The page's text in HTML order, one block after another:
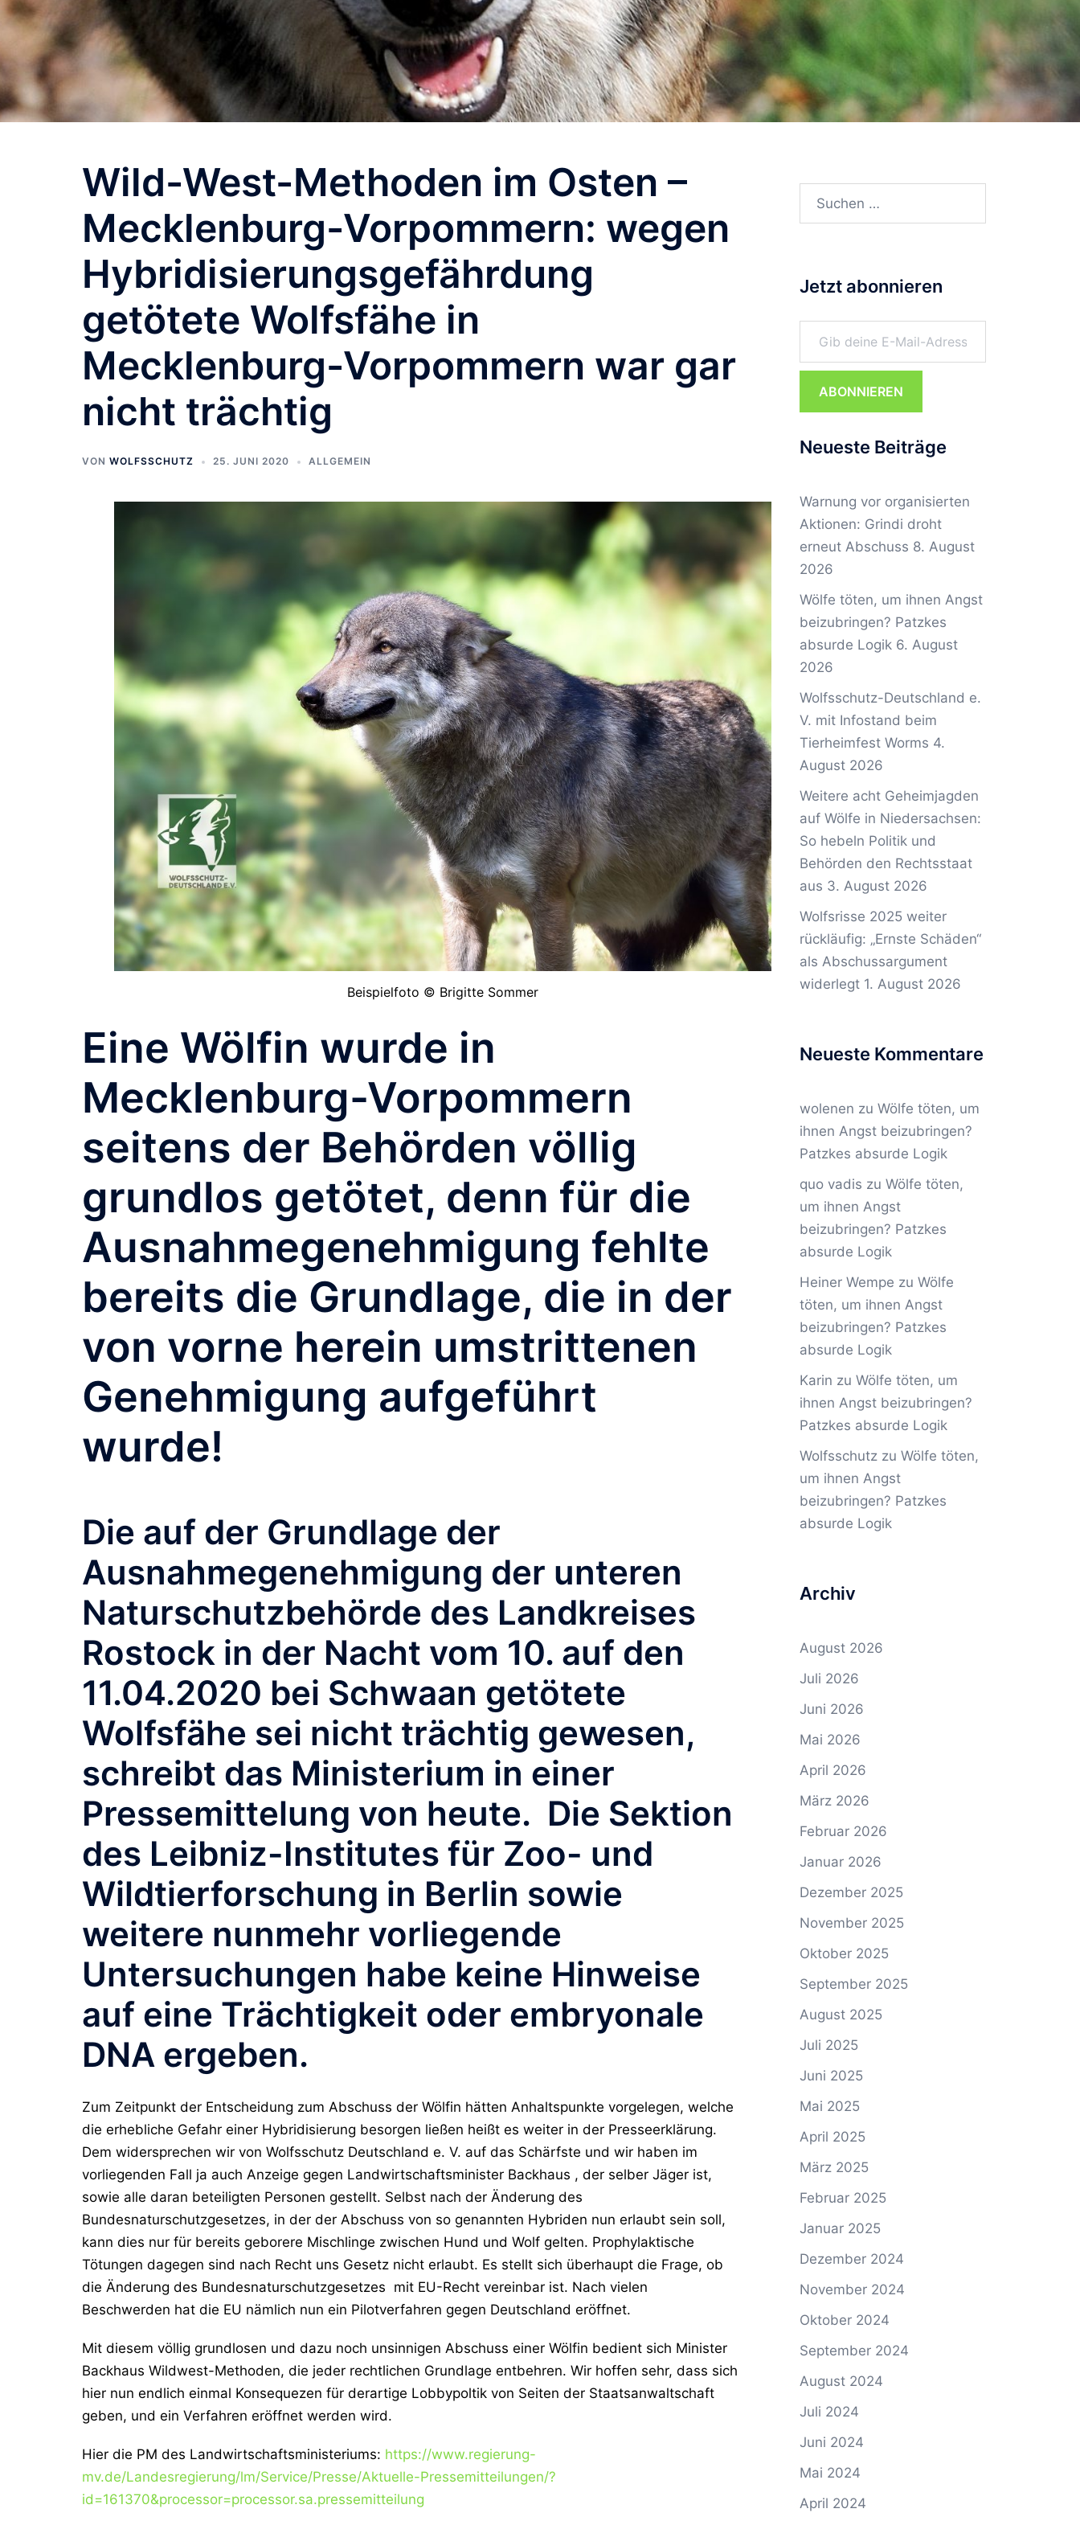
Wild-West-Methoden im Osten –
Mecklenburg-Vorpommern: wegen
Hybridisierungsgefährdung
getötete Wolfsfähe in
Mecklenburg-Vorpommern war gar
nicht trächtig
VON WOLFSSCHUTZ 25. JUNI 2020 ALLGEMEIN
Beispielfoto © Brigitte Sommer
Eine Wölfin wurde in
Mecklenburg-Vorpommern
seitens der Behörden völlig
grundlos getötet, denn für die
Ausnahmegenehmigung fehlte
bereits die Grundlage, die in der
von vorne herein umstrittenen
Genehmigung aufgeführt
wurde!
Die auf der Grundlage der
Ausnahmegenehmigung der unteren
Naturschutzbehörde des Landkreises
Rostock in der Nacht vom 10. auf den
11.04.2020 bei Schwaan getötete
Wolfsfähe sei nicht trächtig gewesen,
schreibt das Ministerium in einer
Pressemittelung von heute. Die Sektion
des Leibniz-Institutes für Zoo- und
Wildtierforschung in Berlin sowie
weitere nunmehr vorliegende
Untersuchungen habe keine Hinweise
auf eine Trächtigkeit oder embryonale
DNA ergeben.
Zum Zeitpunkt der Entscheidung zum Abschuss der Wölfin hätten Anhaltspunkte vorgelegen, welche
die erhebliche Gefahr einer Hybridisierung besorgen ließen heißt es weiter in der Presseerklärung.
Dem widersprechen wir von Wolfsschutz Deutschland e. V. auf das Schärfste und wir haben im
vorliegenden Fall ja auch Anzeige gegen Landwirtschaftsminister Backhaus , der selber Jäger ist,
sowie alle daran beteiligten Personen gestellt. Selbst nach der Änderung des
Bundesnaturschutzgesetzes, in der der Abschuss von so genannten Hybriden nun erlaubt sein soll,
kann dies nur für bereits geborere Mischlinge zwischen Hund und Wolf gelten. Prophylaktische
Tötungen dagegen sind nach Recht uns Gesetz nicht erlaubt. Es stellt sich überhaupt die Frage, ob
die Änderung des Bundesnaturschutzgesetzes mit EU-Recht vereinbar ist. Nach vielen
Beschwerden hat die EU nämlich nun ein Pilotverfahren gegen Deutschland eröffnet.
Mit diesem völlig grundlosen und dazu noch unsinnigen Abschuss einer Wölfin bedient sich Minister
Backhaus Wildwest-Methoden, die jeder rechtlichen Grundlage entbehren. Wir hoffen sehr, dass sich
hier nun endlich einmal Konsequezen für derartige Lobbypoltik von Seiten der Staatsanwaltschaft
geben, und ein Verfahren eröffnet werden wird.
Hier die PM des Landwirtschaftsministeriums: https://www.regierung-
mv.de/Landesregierung/lm/Service/Presse/Aktuelle-Pressemitteilungen/?
id=161370&processor=processor.sa.pressemitteilung
Suchen
Jetzt abonnieren
Gib deine E-Mail-Adresse ein ...
ABONNIEREN
Neueste Beiträge
Warnung vor organisierten
Aktionen: Grindi droht
erneut Abschuss 8. August
2026
Wölfe töten, um ihnen Angst
beizubringen? Patzkes
absurde Logik 6. August
2026
Wolfsschutz-Deutschland e.
V. mit Infostand beim
Tierheimfest Worms 4.
August 2026
Weitere acht Geheimjagden
auf Wölfe in Niedersachsen:
So hebeln Politik und
Behörden den Rechtsstaat
aus 3. August 2026
Wolfsrisse 2025 weiter
rückläufig: „Ernste Schäden“
als Abschussargument
widerlegt 1. August 2026
Neueste Kommentare
wolenen zu Wölfe töten, um
ihnen Angst beizubringen?
Patzkes absurde Logik
quo vadis zu Wölfe töten,
um ihnen Angst
beizubringen? Patzkes
absurde Logik
Heiner Wempe zu Wölfe
töten, um ihnen Angst
beizubringen? Patzkes
absurde Logik
Karin zu Wölfe töten, um
ihnen Angst beizubringen?
Patzkes absurde Logik
Wolfsschutzzu Wölfe töten,
um ihnen Angst
beizubringen? Patzkes
absurde Logik
Archiv
August 2026
Juli 2026
Juni 2026
Mai 2026
April 2026
März 2026
Februar 2026
Januar 2026
Dezember 2025
November 2025
Oktober 2025
September 2025
August 2025
Juli 2025
Juni 2025
Mai 2025
April 2025
März 2025
Februar 2025
Januar 2025
Dezember 2024
November 2024
Oktober 2024
September 2024
August 2024
Juli 2024
Juni 2024
Mai 2024
April 2024